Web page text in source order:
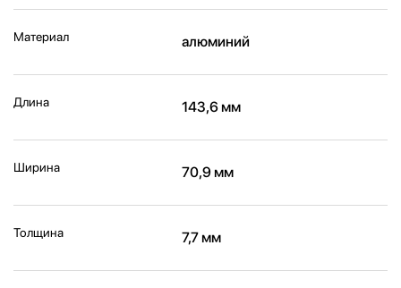
Материал алюминий
Длина 143,6 мм
Ширина 70,9 мм
Толщина 7,7 мм